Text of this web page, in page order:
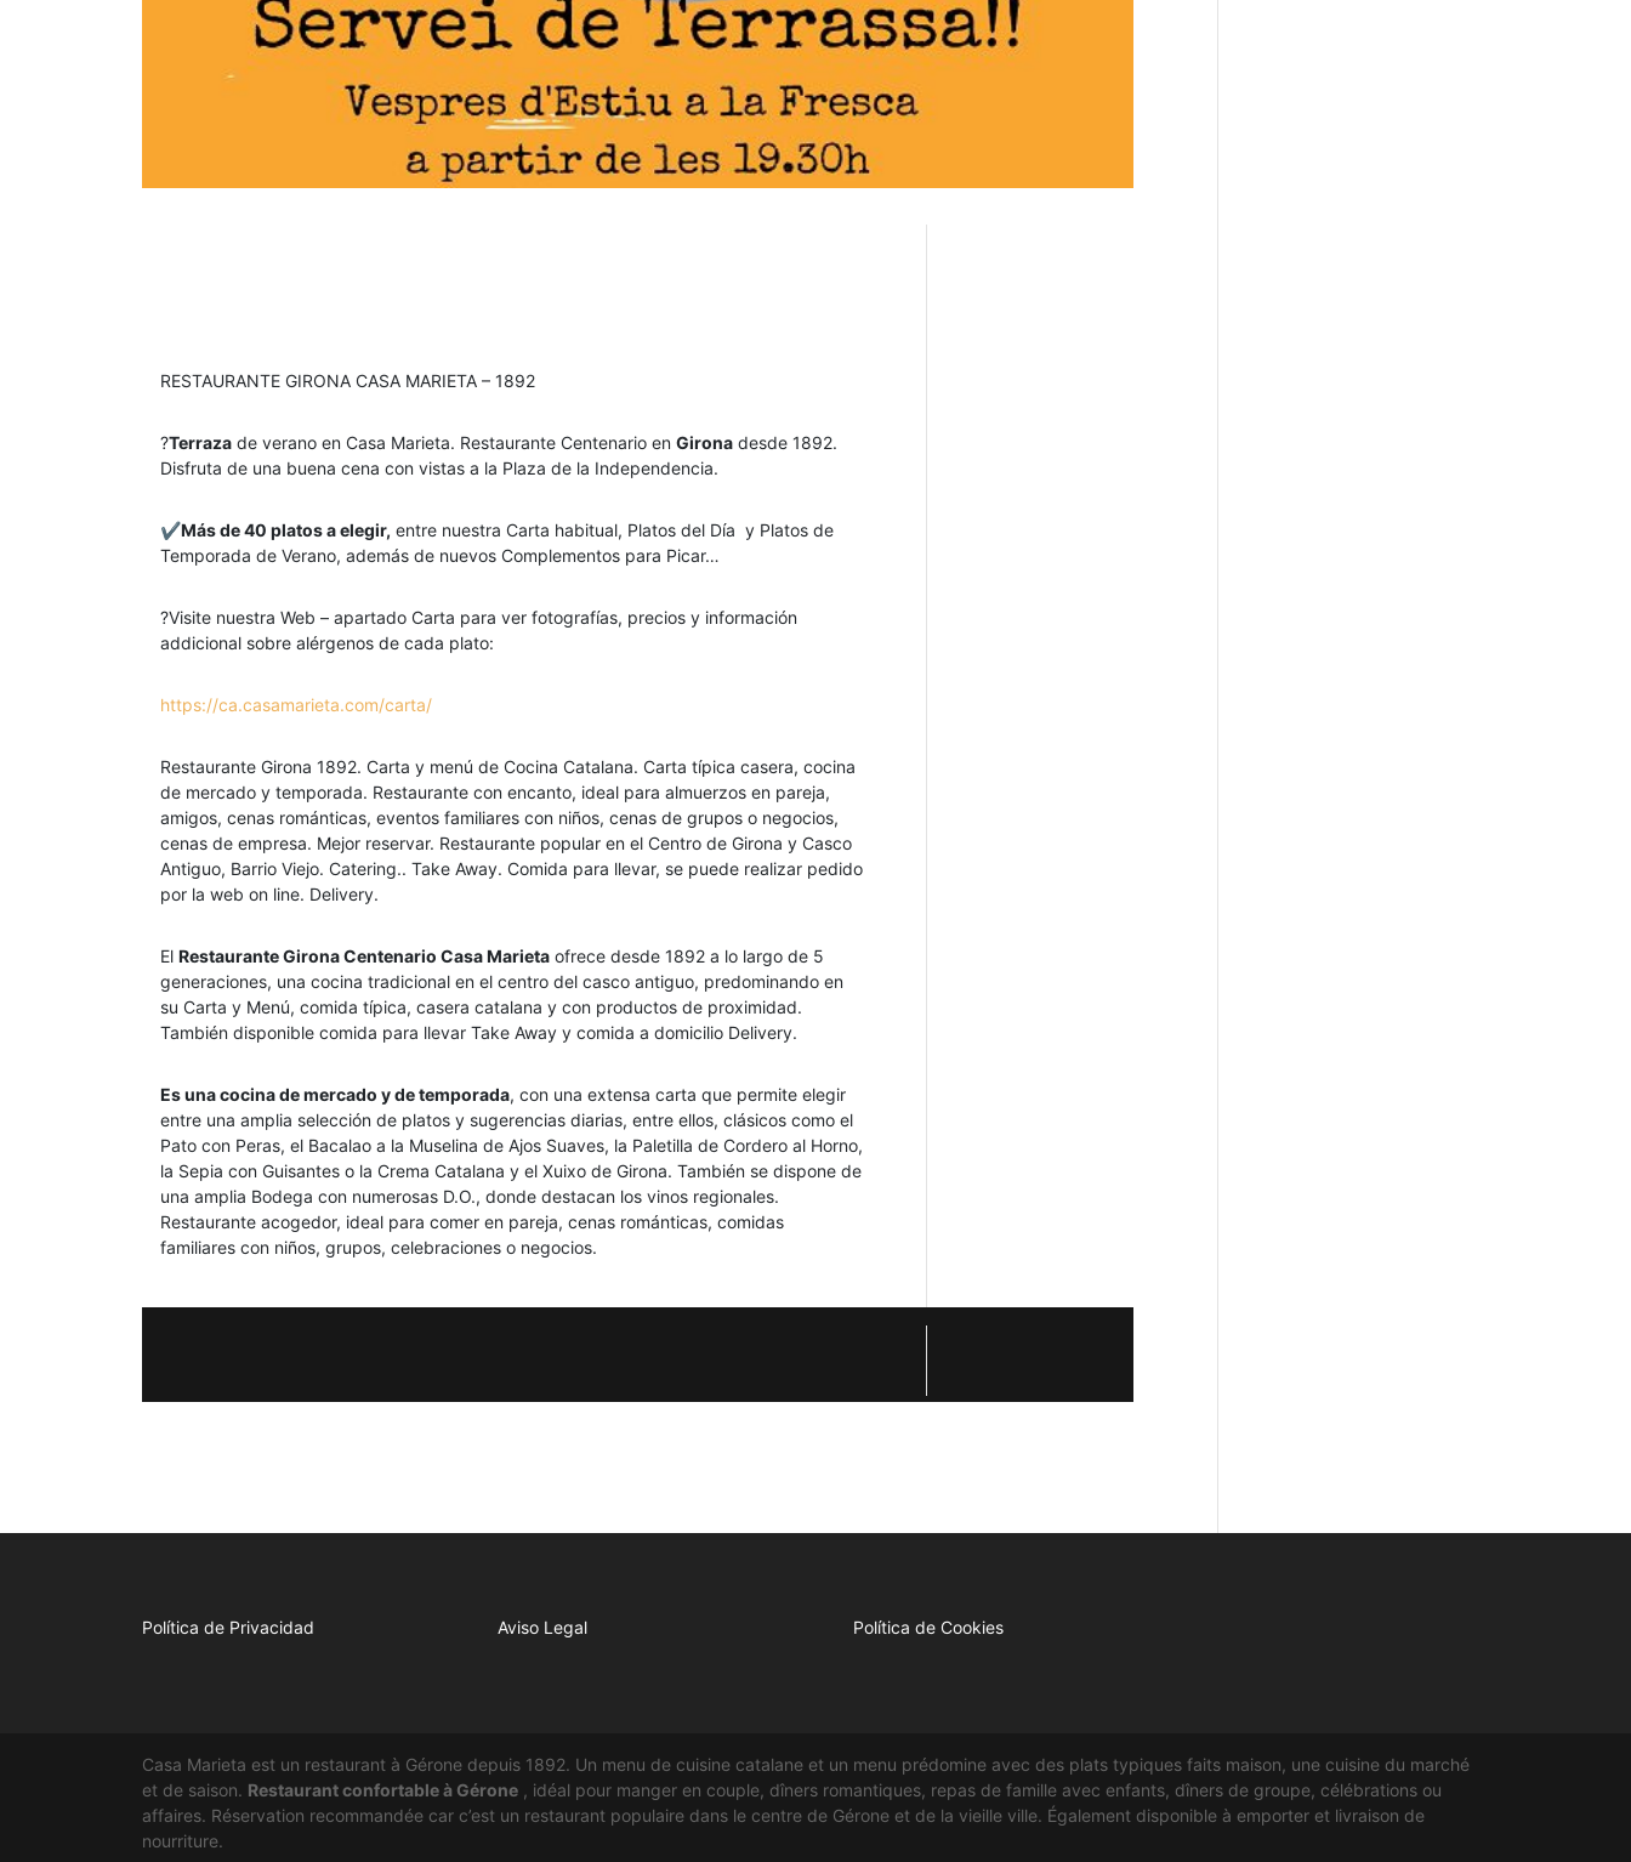
RESTAURANTE GIRONA CASA MARIETA – 1892
?Terraza de verano en Casa Marieta. Restaurante Centenario en Girona desde 1892.
Disfruta de una buena cena con vistas a la Plaza de la Independencia.
✔Más de 40 platos a elegir, entre nuestra Carta habitual, Platos del Día y Platos de
Temporada de Verano, además de nuevos Complementos para Picar…
?Visite nuestra Web – apartado Carta para ver fotografías, precios y información
addicional sobre alérgenos de cada plato:
https://ca.casamarieta.com/carta/
Restaurante Girona 1892. Carta y menú de Cocina Catalana. Carta típica casera, cocina
de mercado y temporada. Restaurante con encanto, ideal para almuerzos en pareja,
amigos, cenas románticas, eventos familiares con niños, cenas de grupos o negocios,
cenas de empresa. Mejor reservar. Restaurante popular en el Centro de Girona y Casco
Antiguo, Barrio Viejo. Catering.. Take Away. Comida para llevar, se puede realizar pedido
por la web on line. Delivery.
El Restaurante Girona Centenario Casa Marieta ofrece desde 1892 a lo largo de 5
generaciones, una cocina tradicional en el centro del casco antiguo, predominando en
su Carta y Menú, comida típica, casera catalana y con productos de proximidad.
También disponible comida para llevar Take Away y comida a domicilio Delivery.
Es una cocina de mercado y de temporada, con una extensa carta que permite elegir
entre una amplia selección de platos y sugerencias diarias, entre ellos, clásicos como el
Pato con Peras, el Bacalao a la Muselina de Ajos Suaves, la Paletilla de Cordero al Horno,
la Sepia con Guisantes o la Crema Catalana y el Xuixo de Girona. También se dispone de
una amplia Bodega con numerosas D.O., donde destacan los vinos regionales.
Restaurante acogedor, ideal para comer en pareja, cenas románticas, comidas
familiares con niños, grupos, celebraciones o negocios.
Política de Privacidad Aviso Legal Política de Cookies
Casa Marieta est un restaurant à Gérone depuis 1892. Un menu de cuisine catalane et un menu prédomine avec des plats typiques faits maison, une cuisine du marché
et de saison. Restaurant confortable à Gérone , idéal pour manger en couple, dîners romantiques, repas de famille avec enfants, dîners de groupe, célébrations ou
affaires. Réservation recommandée car c’est un restaurant populaire dans le centre de Gérone et de la vieille ville. Également disponible à emporter et livraison de
nourriture.